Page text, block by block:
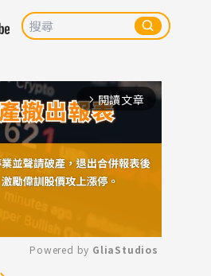
arrow_forward_ios 閱讀文章
Powered by GliaStudios